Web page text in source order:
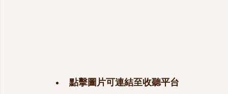
點擊圖片可連結至收聽平台